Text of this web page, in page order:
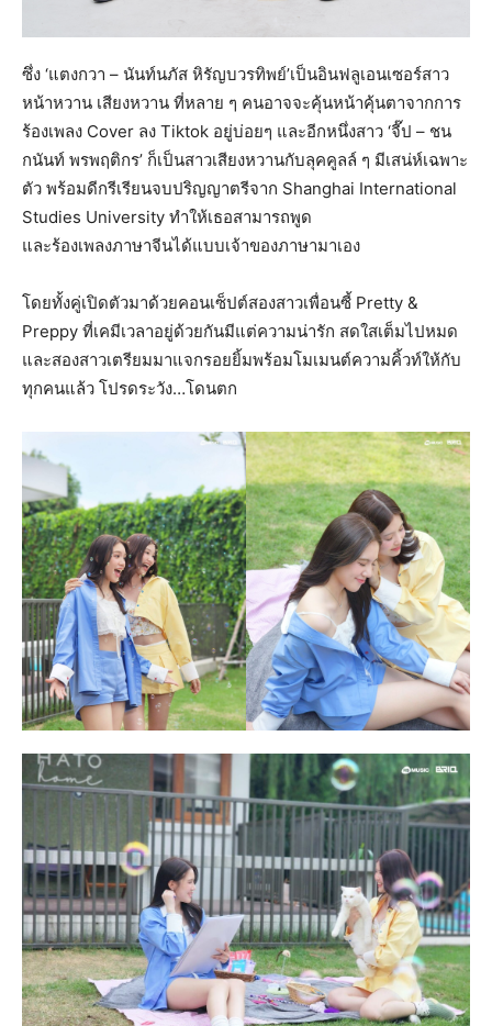
ซึ่ง ‘แตงกวา – นันท์นภัส หิรัญบวรทิพย์’เป็นอินฟลูเอนเซอร์สาว
หน้าหวาน เสียงหวาน ที่หลาย ๆ คนอาจจะคุ้นหน้าคุ้นตาจากการ
ร้องเพลง Cover ลง Tiktok อยู่บ่อยๆ และอีกหนึ่งสาว ‘จี๊ป – ชน
กนันท์ พรพฤติกร’ ก็เป็นสาวเสียงหวานกับลุคคูลล์ ๆ มีเสน่ห์เฉพาะ
ตัว พร้อมดีกรีเรียนจบปริญญาตรีจาก Shanghai International
Studies University ทำให้เธอสามารถพูด
และร้องเพลงภาษาจีนได้แบบเจ้าของภาษามาเอง
โดยทั้งคู่เปิดตัวมาด้วยคอนเซ็ปต์สองสาวเพื่อนซี้ Pretty &
Preppy ที่เคมีเวลาอยู่ด้วยกันมีแต่ความน่ารัก สดใสเต็มไปหมด
และสองสาวเตรียมมาแจกรอยยิ้มพร้อมโมเมนต์ความคิ้วท์ให้กับ
ทุกคนแล้ว โปรดระวัง…โดนตก